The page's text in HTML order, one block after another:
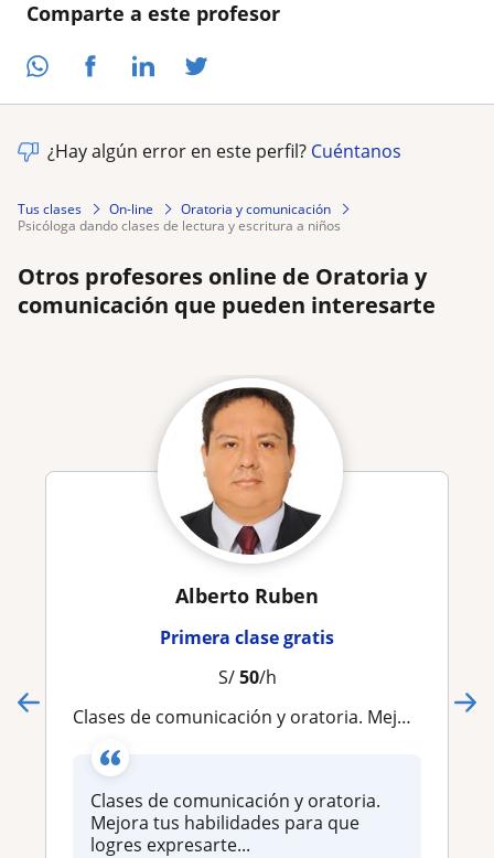
Comparte a este profesor
¿Hay algún error en este perfil? Cuéntanos
Tus clases On-line
Oratoria y comunicación
psicóloga dando clases de lectura y escritura a niños
Otros profesores online de Oratoria y
comunicación que pueden interesarte
Alberto Ruben
Primera clase gratis
S/50/h
Clases de comunicación y oratoria. Mejora tus habilidades para que logres expresarte con seguridad y claridad
Clases de comunicación y oratoria.
Mejora tus habilidades para que
logres expresarte...